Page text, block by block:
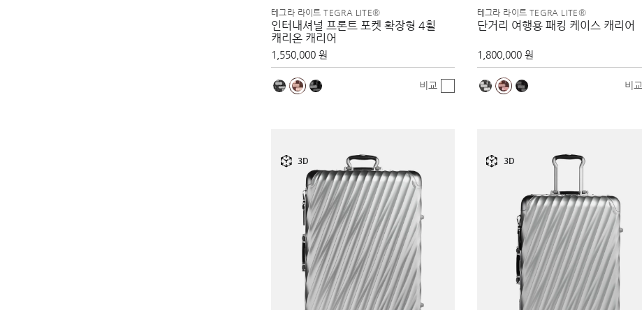
테그라 라이트 TEGRA LITE®
인터내셔널 프론트 포켓 확장형 4휠
캐리온 캐리어
1,550,000 원
비교
테그라 라이트 TEGRA LITE®
단거리 여행용 패킹 케이스 캐리어
1,800,000 원
비교
3D 3D